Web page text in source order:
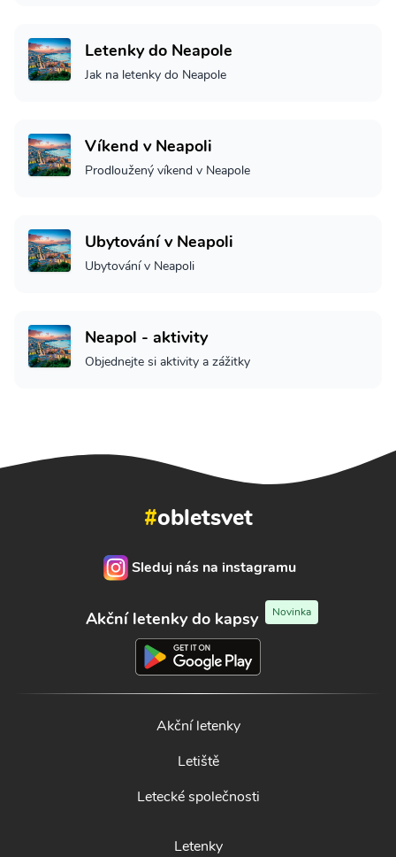
Letenky do Neapole
Jak na letenky do Neapole
Víkend v Neapoli
Prodloužený víkend v Neapole
Ubytování v Neapoli
Ubytování v Neapoli
Neapol - aktivity
Objednejte si aktivity a zážitky
#obletsvet
Sleduj nás na instagramu
Akční letenky do kapsy Novinka
Akční letenky
Letiště
Letecké společnosti
Letenky